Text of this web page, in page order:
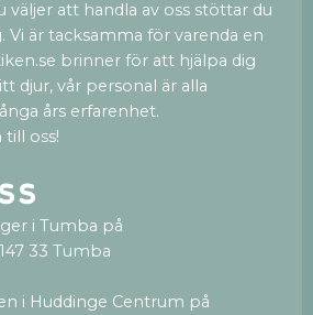
väljer att handla av oss stöttar du
Vi är tacksamma för varenda en
brinner för att hjälpa dig
djur, vår personal är alla
års erfarenhet.
oss!
i Tumba på
147 33 Tumba
i Huddinge Centrum på